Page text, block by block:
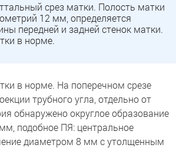
срез матки. Полость матки
12 мм, определяется
передней и задней стенок матки.
в норме.
в норме. На поперечном срезе
трубного угла, отдельно от
обнаружено округлое образование
подобное ПЯ: центральное
диаметром 8 мм с утолщенным